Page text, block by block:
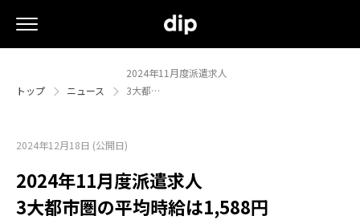
トップ ニュース
2024年11月度派遣求人
3大都…
2024年12月18日 (公開日)
2024年11月度派遣求人
3大都市圏の平均時給は1,588円